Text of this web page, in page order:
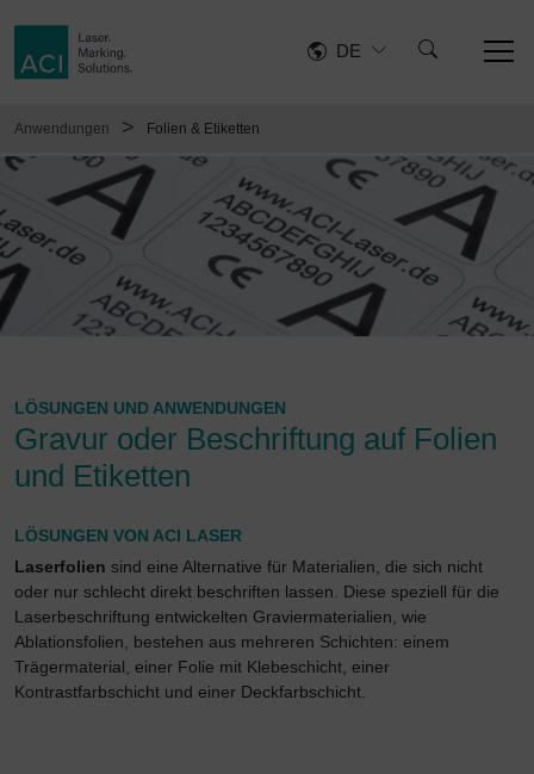
DE
Anwendungen > Folien & Etiketten
LÖSUNGEN UND ANWENDUNGEN
Gravur oder Beschriftung auf Folien
und Etiketten
LÖSUNGEN VON ACI LASER
Laserfolien sind eine Alternative für Materialien, die sich nicht
oder nur schlecht direkt beschriften lassen. Diese speziell für die
Laserbeschriftung entwickelten Graviermaterialien, wie
Ablationsfolien, bestehen aus mehreren Schichten: einem
Trägermaterial, einer Folie mit Klebeschicht, einer
Kontrastfarbschicht und einer Deckfarbschicht.